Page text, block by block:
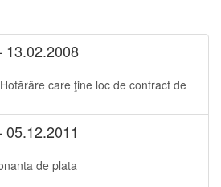
13.02.2008
care ţine loc de contract de
05.12.2011
de plata